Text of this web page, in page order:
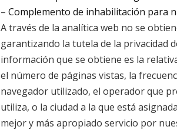
– Complemento de inhabilitación para
A través de la analítica web no se
garantizando la tutela de la privacidad
información que se obtiene es la
el número de páginas vistas, la
navegador utilizado, el operador que
utiliza, o la ciudad a la que está
mejor y más apropiado servicio por